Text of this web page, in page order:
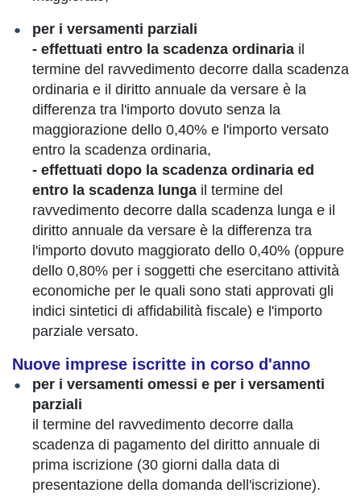
per i versamenti parziali
- effettuati entro la scadenza ordinaria il
termine del ravvedimento decorre dalla scadenza
ordinaria e il diritto annuale da versare è la
differenza tra l'importo dovuto senza la
maggiorazione dello 0,40% e l'importo versato
entro la scadenza ordinaria,
- effettuati dopo la scadenza ordinaria ed
entro la scadenza lunga il termine del
ravvedimento decorre dalla scadenza lunga e il
diritto annuale da versare è la differenza tra
l'importo dovuto maggiorato dello 0,40% (oppure
dello 0,80% per i soggetti che esercitano attività
economiche per le quali sono stati approvati gli
indici sintetici di affidabilità fiscale) e l'importo
parziale versato.
Nuove imprese iscritte in corso d'anno
per i versamenti omessi e per i versamenti
parziali
il termine del ravvedimento decorre dalla
scadenza di pagamento del diritto annuale di
prima iscrizione (30 giorni dalla data di
presentazione della domanda dell'iscrizione).